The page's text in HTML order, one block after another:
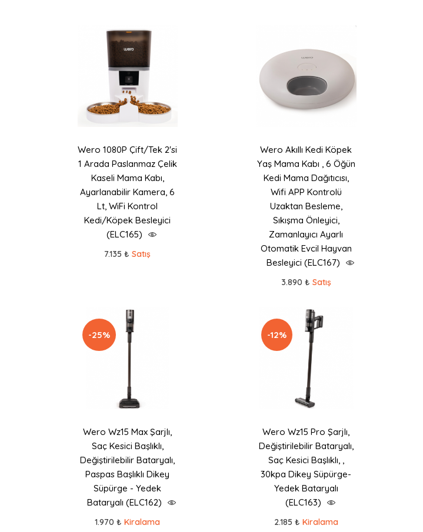
Wero 1080P Çift/Tek 2'si
1 Arada Paslanmaz Çelik
Kaseli Mama Kabı,
Ayarlanabilir Kamera, 6
Lt, WiFi Kontrol
Kedi/Köpek Besleyici
(ELC165)
7.135 ₺Satış
Wero Akıllı Kedi Köpek
Yaş Mama Kabı , 6 Öğün
Kedi Mama Dağıtıcısı,
Wifi APP Kontrolü
Uzaktan Besleme,
Sıkışma Önleyici,
Zamanlayıcı Ayarlı
Otomatik Evcil Hayvan
Besleyici (ELC167)
3.890 ₺ Satış
-25%
Wero Wz15 Max Şarjlı,
Saç Kesici Başlıklı,
Değiştirilebilir Bataryalı,
Paspas Başlıklı Dikey
Süpürge - Yedek
Bataryalı (ELC162)
1.970 ₺Kiralama
-12%
Wero Wz15 Pro Şarjlı,
Değiştirilebilir Bataryalı,
Saç Kesici Başlıklı, ,
30kpa Dikey Süpürge-
Yedek Bataryalı
(ELC163)
2.185 ₺ Kiralama